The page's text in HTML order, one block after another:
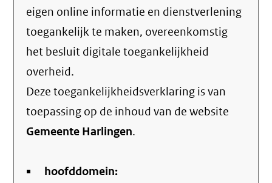
eigen online informatie en dienstverlening
toegankelijk te maken, overeenkomstig
het besluit digitale toegankelijkheid
overheid.
Deze toegankelijkheidsverklaring is van
toepassing op de inhoud van de website
Gemeente Harlingen.
hoofddomein: